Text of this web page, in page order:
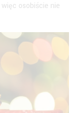
osobiście nie